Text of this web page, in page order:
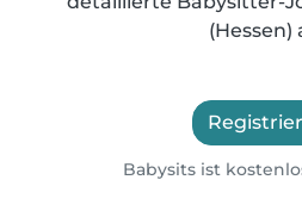
(Hessen)
Babysits ist